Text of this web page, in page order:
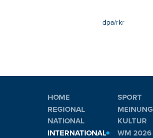
dpa/rkr
HOME
REGIONAL
NATIONAL
INTERNATIONAL
SPORT
MEINUNG
KULTUR
WM 2026